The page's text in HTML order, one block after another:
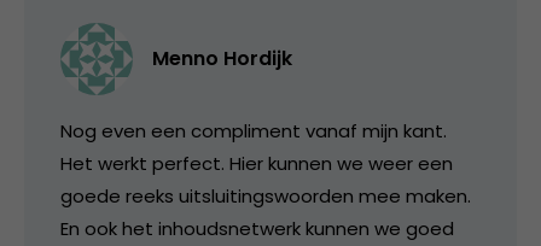
Menno Hordijk
Nog even een compliment vanaf mijn kant.
Het werkt perfect. Hier kunnen we weer een
goede reeks uitsluitingswoorden mee maken.
En ook het inhoudsnetwerk kunnen we goed